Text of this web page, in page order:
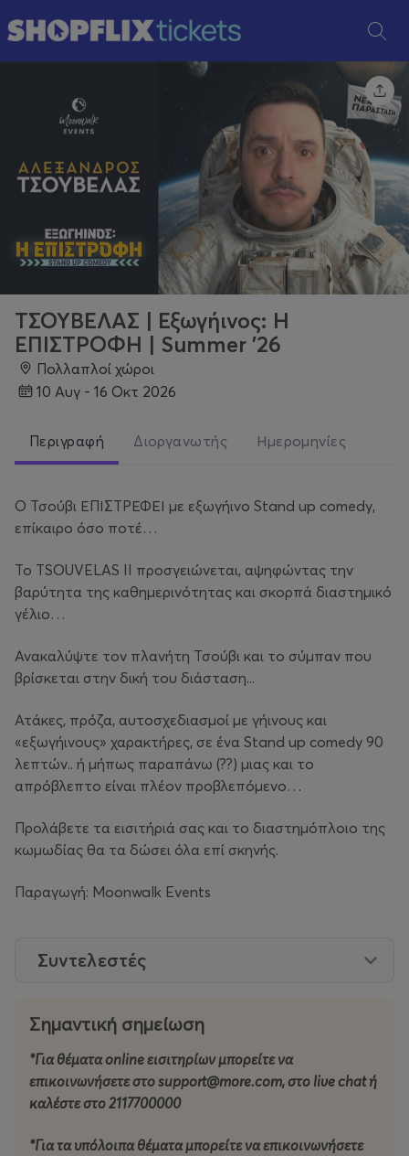
ΤΣΟΥΒΕΛΑΣ | Εξωγήινος: Η
ΕΠΙΣΤΡΟΦΗ | Summer '26
Πολλαπλοί χώροι
10 Αυγ - 16 Οκτ 2026
Περιγραφή Διοργανωτής Ημερομηνίες
Ο Τσούβι ΕΠΙΣΤΡΕΦΕΙ με εξωγήινο Stand up comedy,
επίκαιρο όσο ποτέ…
Το TSOUVELAS II προσγειώνεται, αψηφώντας την
βαρύτητα της καθημερινότητας και σκορπά διαστημικό
γέλιο…
Ανακαλύψτε τον πλανήτη Τσούβι και το σύμπαν που
βρίσκεται στην δική του διάσταση...
Ατάκες, πρόζα, αυτοσχεδιασμοί με γήινους και
«εξωγήινους» χαρακτήρες, σε ένα Stand up comedy 90
λεπτών.. ή μήπως παραπάνω (??) μιας και το
απρόβλεπτο είναι πλέον προβλεπόμενο…
Προλάβετε τα εισιτήριά σας και το διαστημόπλοιο της
κωμωδίας θα τα δώσει όλα επί σκηνής.
Παραγωγή: Moonwalk Events
Συντελεστές
Σημαντική σημείωση
*Για θέματα online εισιτηρίων μπορείτε να
επικοινωνήσετε στο support@more.com, στο live chat ή
καλέστε στο 2117700000
*Για τα υπόλοιπα θέματα μπορείτε να επικοινωνήσετε